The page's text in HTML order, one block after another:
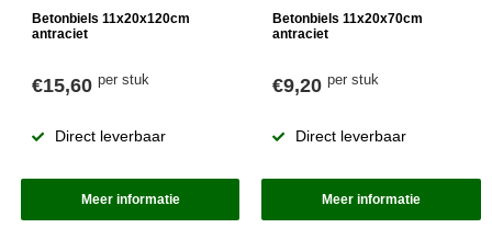
Betonbiels 11x20x120cm
antraciet
€15,60 per stuk
Direct leverbaar
Meer informatie
Betonbiels 11x20x70cm
antraciet
€9,20per stuk
Direct leverbaar
Meer informatie